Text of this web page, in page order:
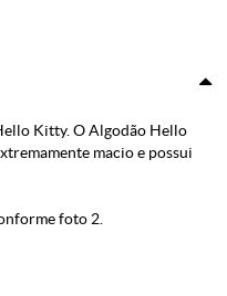
Kitty. O Algodão Hello
macio e possui
foto 2.